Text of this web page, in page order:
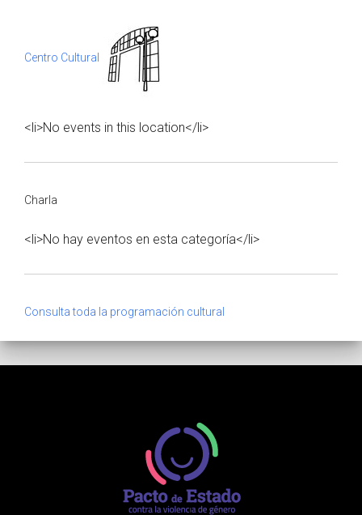
Centro Cultural
<li>No events in this location</li>
Charla
<li>No hay eventos en esta categoría</li>
Consulta toda la programación cultural